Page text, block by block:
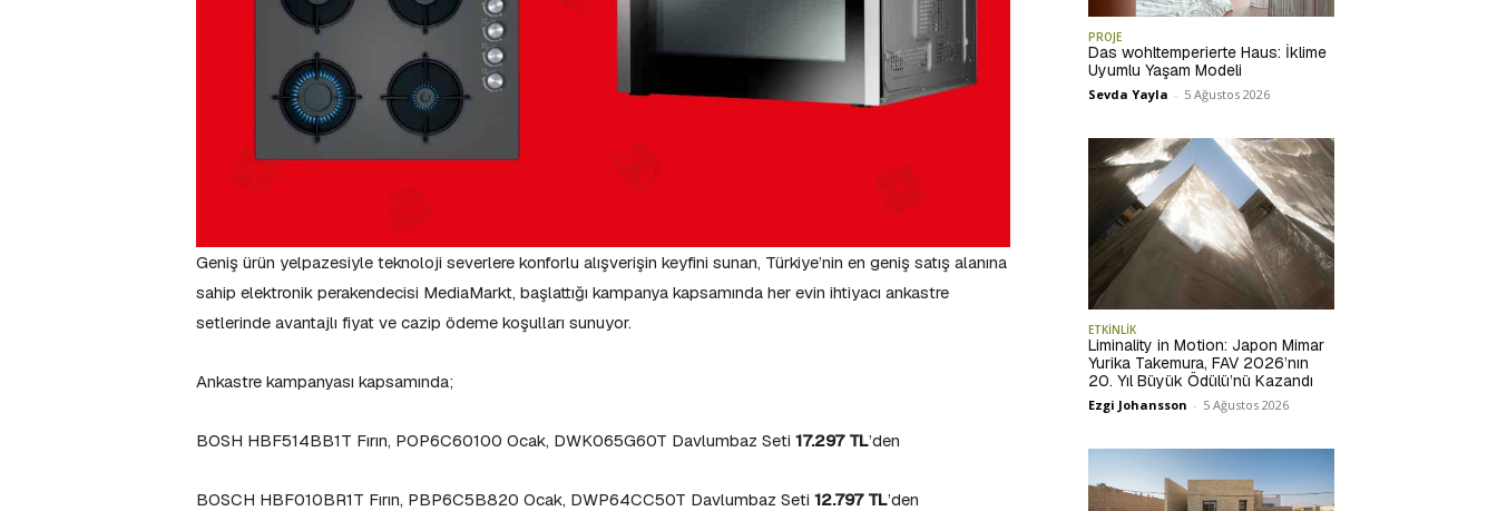
Geniş ürün yelpazesiyle teknoloji severlere konforlu alışverişin keyfini sunan, Türkiye’nin en geniş satış alanına
sahip elektronik perakendecisi MediaMarkt, başlattığı kampanya kapsamında her evin ihtiyacı ankastre
setlerinde avantajlı fiyat ve cazip ödeme koşulları sunuyor.
Ankastre kampanyası kapsamında;
BOSH HBF514BB1T Fırın, POP6C60100 Ocak, DWK065G60T Davlumbaz Seti 17.297 TL’den
BOSCH HBF010BR1T Fırın, PBP6C5B820 Ocak, DWP64CC50T Davlumbaz Seti 12.797 TL’den
PROJE
Das wohltemperierte Haus: İklime
Uyumlu Yaşam Modeli
Sevda Yayla - 5 Ağustos 2026
ETKİNLİK
Liminality in Motion: Japon Mimar
Yurika Takemura, FAV 2026’nın
20. Yıl Büyük Ödülü’nü Kazandı
Ezgi Johansson - 5 Ağustos 2026